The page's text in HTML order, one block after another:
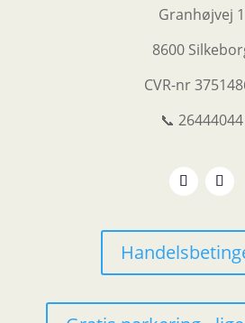
Granhøjvej 1
8600
CVR-nr
📞 26444044